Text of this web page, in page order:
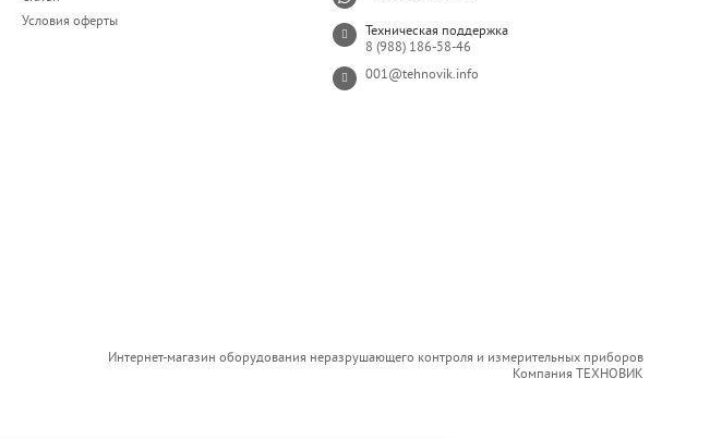
Условия оферты
Техническая поддержка
8 (988) 186-58-46
001@tehnovik.info
Интернет-магазин оборудования неразрушающего контроля и измерительных приборов
Компания ТЕХНОВИК